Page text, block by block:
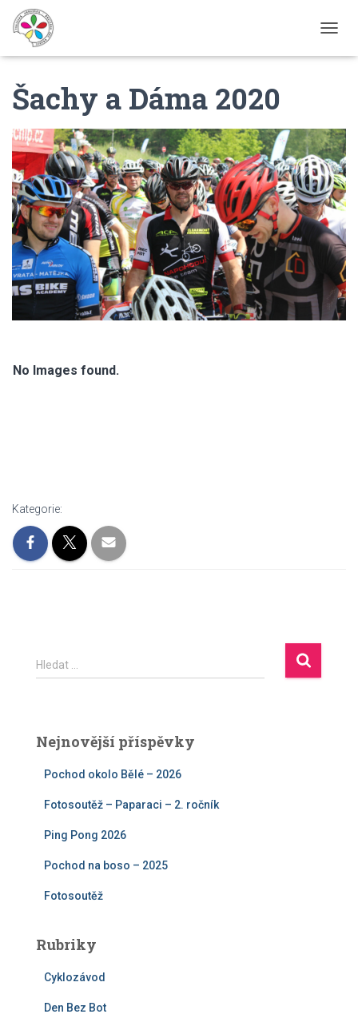
Ř
U
T
N
A
V
I
G
A
C
Šachy a Dáma 2020
No Images found.
Kategorie:
V
y
d
Hledat …
Nejnovější příspěvky
Pochod okolo Bělé – 2026
Fotosoutěž – Paparaci – 2. ročník
Ping Pong 2026
Pochod na boso – 2025
Fotosoutěž
Rubriky
Cyklozávod
Den Bez Bot